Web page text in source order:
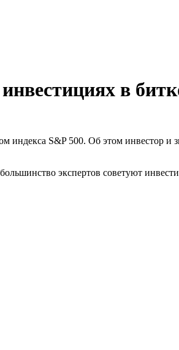
в
индекса S&P 500. Об этом инвестор и
экспертов советуют